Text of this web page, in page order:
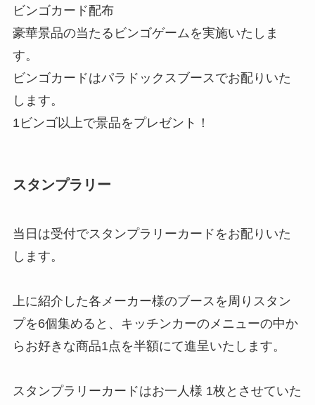
ビンゴカード配布
豪華景品の当たるビンゴゲームを実施いたしま
す。
ビンゴカードはパラドックスブースでお配りいた
します。
1ビンゴ以上で景品をプレゼント！
スタンプラリー
当日は受付でスタンプラリーカードをお配りいた
します。
上に紹介した各メーカー様のブースを周りスタン
プを6個集めると、キッチンカーのメニューの中か
らお好きな商品1点を半額にて進呈いたします。
スタンプラリーカードはお一人様 1枚とさせていた